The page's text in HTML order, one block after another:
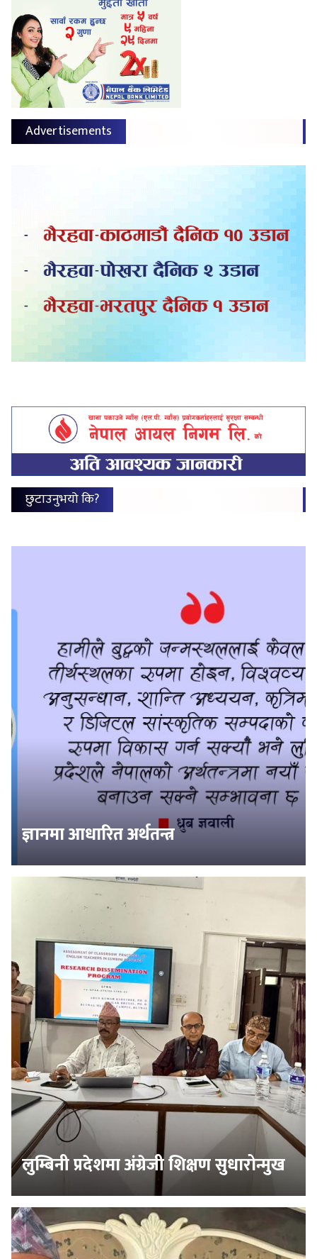
Advertisements
छुटाउनुभयो कि?
ज्ञानमा आधारित अर्थतन्त्र
लुम्बिनी प्रदेशमा अंग्रेजी शिक्षण सुधारोन्मुख